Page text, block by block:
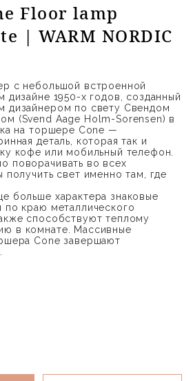
Floor lamp
| WARM NORDIC
с небольшой встроенной
дизайне 1950-х годов, созданный
дизайнером по свету Свендом
(Svend Aage Holm-Sorensen) в
на торшере Cone —
деталь, которая так и
кофе или мобильный телефон.
поворачивать во всех
получить свет именно там, где
больше характера знаковые
по краю металлического
способствуют теплому
в комнате. Массивные
Cone завершают